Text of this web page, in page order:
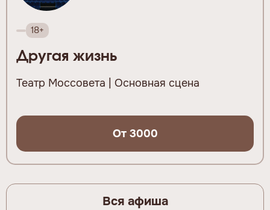
18+
Другая жизнь
Театр Моссовета | Основная сцена
От 3000
Вся афиша